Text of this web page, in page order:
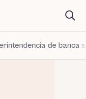
de banca